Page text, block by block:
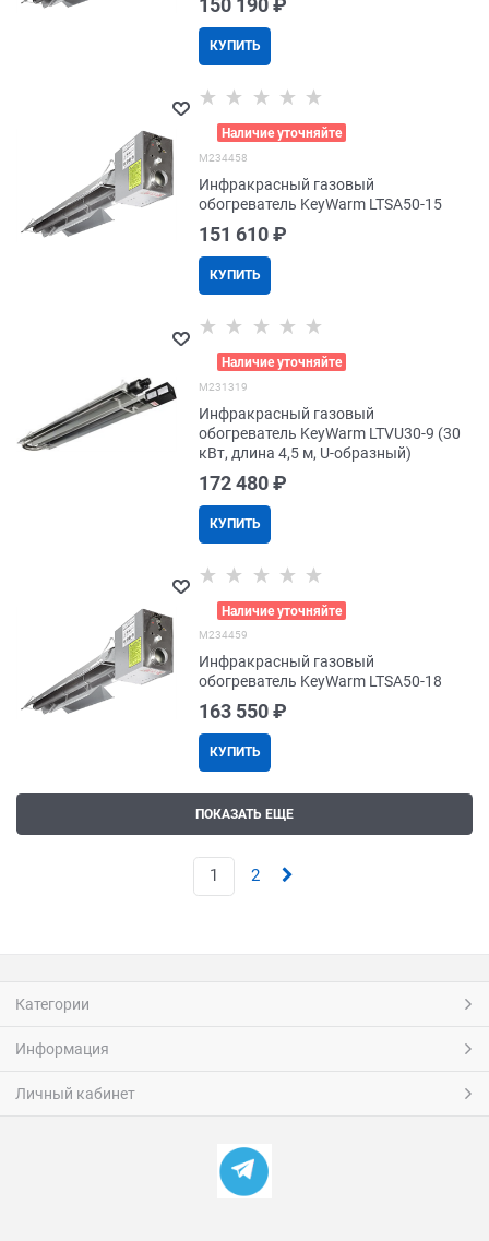
150 190 ₽
КУПИТЬ
Наличие уточняйте
M234458
Инфракрасный газовый
обогреватель KeyWarm LTSA50-15
151 610 ₽
КУПИТЬ
Наличие уточняйте
M231319
Инфракрасный газовый
обогреватель KeyWarm LTVU30-9 (30
кВт, длина 4,5 м, U-образный)
172 480 ₽
КУПИТЬ
Наличие уточняйте
M234459
Инфракрасный газовый
обогреватель KeyWarm LTSA50-18
163 550 ₽
КУПИТЬ
ПОКАЗАТЬ ЕЩЕ
1 2
Категории
Информация
Личный кабинет